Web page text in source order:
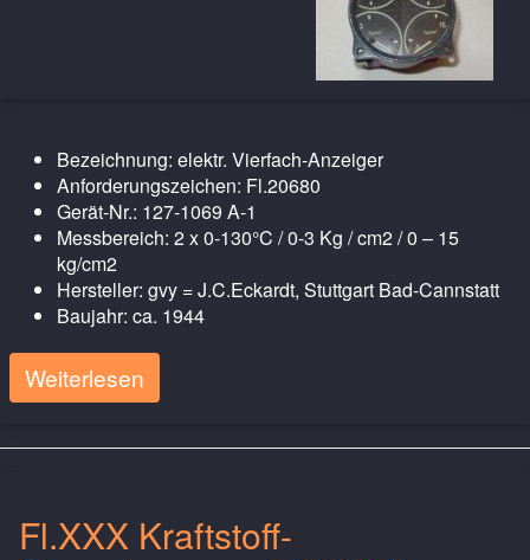
Bezeichnung: elektr. Vierfach-Anzeiger
Anforderungszeichen: Fl.20680
Gerät-Nr.: 127-1069 A-1
Messbereich: 2 x 0-130°C / 0-3 Kg / cm2 / 0 – 15
kg/cm2
Hersteller: gvy = J.C.Eckardt, Stuttgart Bad-Cannstatt
Baujahr: ca. 1944
Weiterlesen
Fl.XXX Kraftstoff-